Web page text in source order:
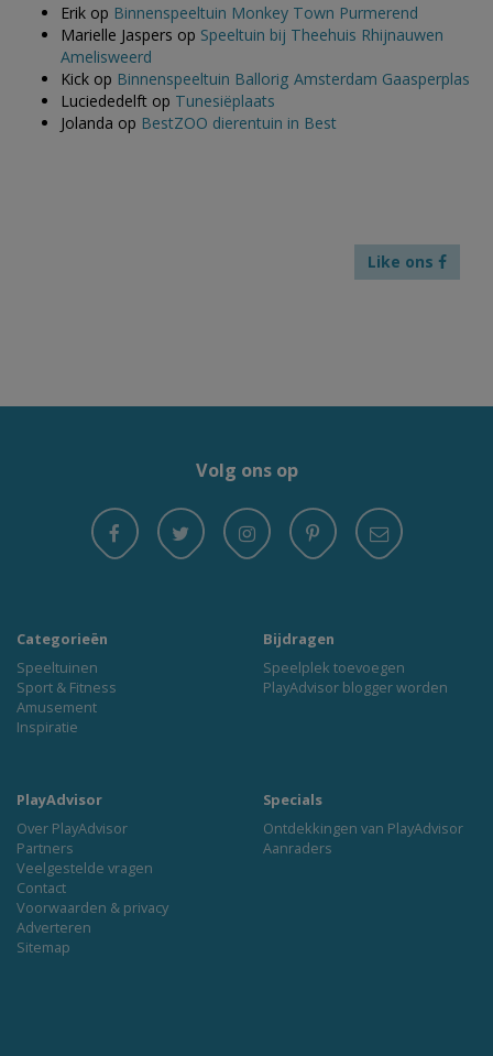
Erik op Binnenspeeltuin Monkey Town Purmerend
Marielle Jaspers op Speeltuin bij Theehuis Rhijnauwen
Amelisweerd
Kick op Binnenspeeltuin Ballorig Amsterdam Gaasperplas
Luciededelft op Tunesiëplaats
Jolanda op BestZOO dierentuin in Best
Like ons
Volg ons op
Categorieën
Speeltuinen
Sport & Fitness
Amusement
Inspiratie
Bijdragen
Speelplek toevoegen
PlayAdvisor blogger worden
PlayAdvisor
Over PlayAdvisor
Partners
Veelgestelde vragen
Contact
Voorwaarden & privacy
Adverteren
Sitemap
Specials
Ontdekkingen van PlayAdvisor
Aanraders